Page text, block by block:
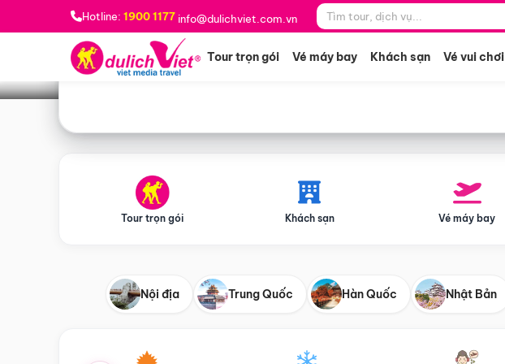
Hotline: 1900 1177 info@dulichviet.com.vn
Tour trọn gói Vé máy bay Khách sạn Vé vui chơi
Bạn muốn đi đâu? *
Tour trọn gói Khách sạn Vé máy bay
Nội địa Trung Quốc Hàn Quốc Nhật Bản